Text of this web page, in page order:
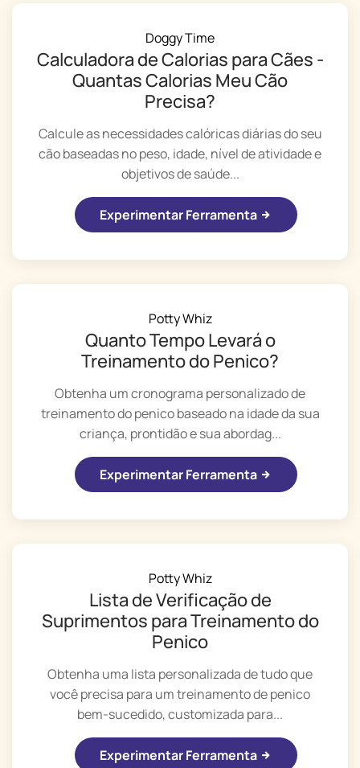
Doggy Time
Calculadora de Calorias para Cães -
Quantas Calorias Meu Cão
Precisa?
Calcule as necessidades calóricas diárias do seu
cão baseadas no peso, idade, nível de atividade e
objetivos de saúde...
Experimentar Ferramenta
Potty Whiz
Quanto Tempo Levará o
Treinamento do Penico?
Obtenha um cronograma personalizado de
treinamento do penico baseado na idade da sua
criança, prontidão e sua abordag...
Experimentar Ferramenta
Potty Whiz
Lista de Verificação de
Suprimentos para Treinamento do
Penico
Obtenha uma lista personalizada de tudo que
você precisa para um treinamento de penico
bem-sucedido, customizada para...
Experimentar Ferramenta